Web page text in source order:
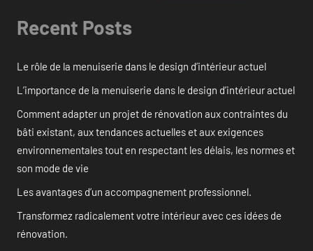
Recent Posts
Le rôle de la menuiserie dans le design d’intérieur actuel
L’importance de la menuiserie dans le design d’intérieur actuel
Comment adapter un projet de rénovation aux contraintes du
bâti existant, aux tendances actuelles et aux exigences
environnementales tout en respectant les délais, les normes et
son mode de vie
Les avantages d’un accompagnement professionnel.
Transformez radicalement votre intérieur avec ces idées de
rénovation.